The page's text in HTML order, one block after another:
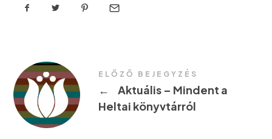
ELŐZŐ BEJEGYZÉS
←
Aktuális – Mindent a
Heltai könyvtárról